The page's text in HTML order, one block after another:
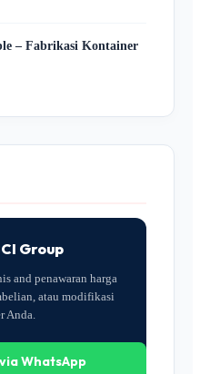
– Fabrikasi Kontainer
Group
and penawaran harga
atau modifikasi
Anda.
WhatsApp